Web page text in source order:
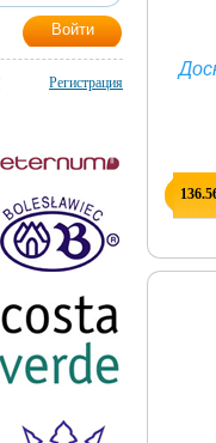
Регистрация